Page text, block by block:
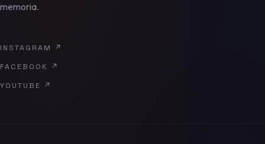
memoria.
INSTAGRAM
↗
FACEBOOK
↗
YOUTUBE
↗